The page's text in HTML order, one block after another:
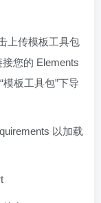
上传模板工具包
您的 Elements
板工具包”下导
以加载